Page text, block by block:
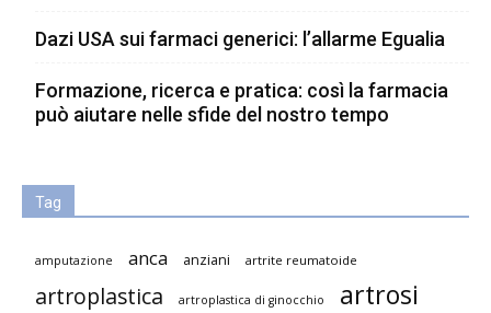
Dazi USA sui farmaci generici: l’allarme Egualia
Formazione, ricerca e pratica: così la farmacia
può aiutare nelle sfide del nostro tempo
Tag
amputazione anca anziani artrite reumatoide
artroplastica artroplastica di ginocchio artrosi